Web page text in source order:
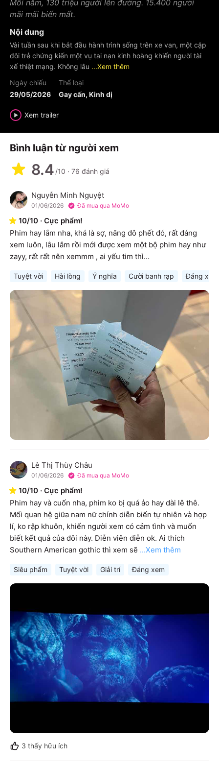
Mỗi năm, 130 triệu người lên đường. 15.400 người
mãi mãi biến mất.
Nội dung
Vài tuần sau khi bắt đầu hành trình sống trên xe van, một cặp
đôi trẻ chứng kiến một vụ tai nạn kinh hoàng khiến người tài
xế thiệt mạng. Không lâu ...Xem thêm
Ngày chiếu
29/05/2026
Thể loại
Gay cấn, Kinh dị
Xem trailer
Bình luận từ người xem
8.4 /10 · 76 đánh giá
N Nguyễn Minh Nguyệt
01/06/2026 Đã mua qua MoMo
10/10 · Cực phẩm!
Phim hay lắm nha, khá là sợ, năng đô phết đó, rất đáng
xem luôn, lâu lắm rồi mới được xem một bộ phim hay như
zayy, rất rất nên xemmm , ai yếu tim thì…
Tuyệt vời Hài lòng Ý nghĩa Cười banh rạp Đáng xem
L Lê Thị Thùy Châu
01/06/2026 Đã mua qua MoMo
10/10 · Cực phẩm!
Phim hay và cuốn nha, phim ko bị quá ảo hay dài lê thê.
Mối quan hệ giữa nam nữ chính diễn biến tự nhiên và hợp
lí, ko rập khuôn, khiến người xem có cảm tình và muốn
biết kết quả của đôi này. Diễn viên diễn ok. Ai thích
Southern American gothic thì xem sẽ ...Xem thêm
Siêu phẩm Tuyệt vời Giải trí Đáng xem
3 thấy hữu ích